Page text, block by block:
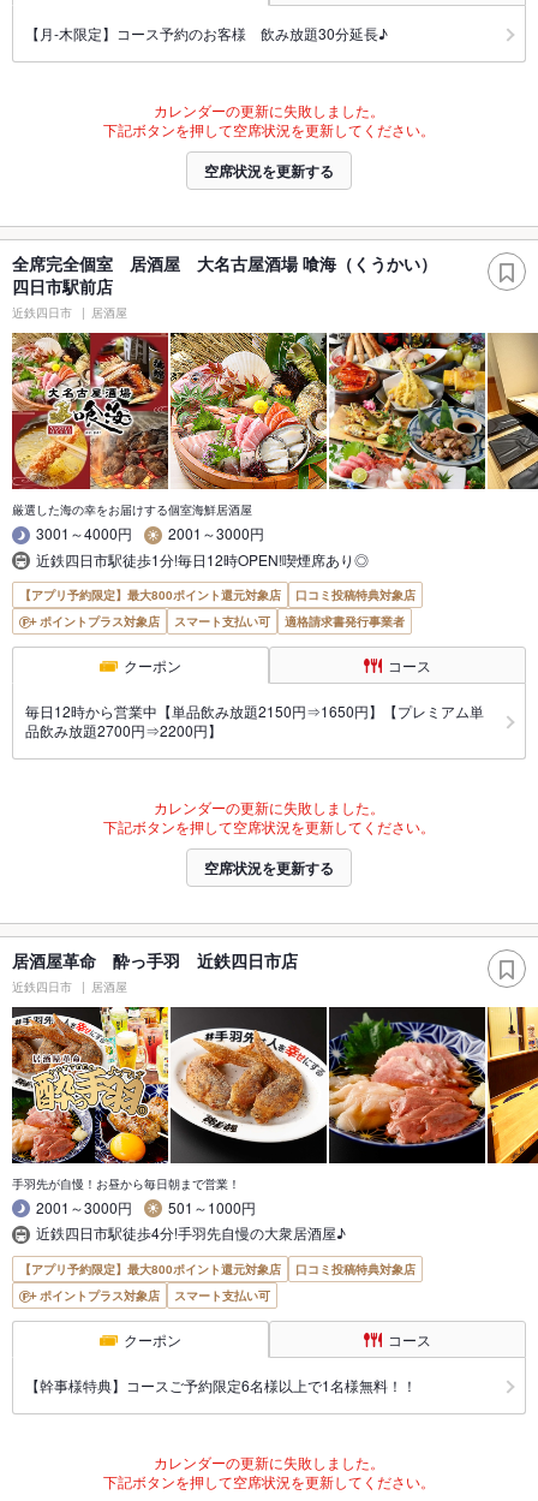
【月-木限定】コース予約のお客様 飲み放題30分延長♪
カレンダーの更新に失敗しました。
下記ボタンを押して空席状況を更新してください。
空席状況を更新する
全席完全個室 居酒屋 大名古屋酒場 喰海（くうかい）
四日市駅前店
近鉄四日市 居酒屋
厳選した海の幸をお届けする個室海鮮居酒屋
3001～4000円
2001～3000円
近鉄四日市駅徒歩1分!毎日12時OPEN!喫煙席あり◎
【アプリ予約限定】最大800ポイント還元対象店
口コミ投稿特典対象店
ポイントプラス対象店
スマート支払い可 適格請求書発行事業者
クーポン コース
毎日12時から営業中【単品飲み放題2150円⇒1650円】【プレミアム単
品飲み放題2700円⇒2200円】
カレンダーの更新に失敗しました。
下記ボタンを押して空席状況を更新してください。
空席状況を更新する
居酒屋革命 酔っ手羽 近鉄四日市店
近鉄四日市 居酒屋
手羽先が自慢！お昼から毎日朝まで営業！
2001～3000円
501～1000円
近鉄四日市駅徒歩4分!手羽先自慢の大衆居酒屋♪
【アプリ予約限定】最大800ポイント還元対象店
口コミ投稿特典対象店
ポイントプラス対象店
スマート支払い可
クーポン コース
【幹事様特典】コースご予約限定6名様以上で1名様無料！！
カレンダーの更新に失敗しました。
下記ボタンを押して空席状況を更新してください。